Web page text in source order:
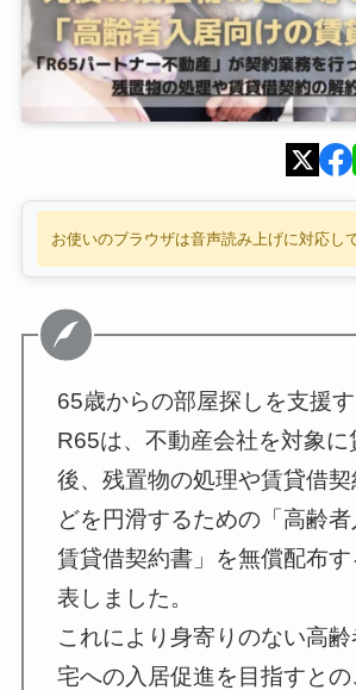
お使いのブラウザは音声読み上げに対応し
65歳からの部屋探しを支援
R65は、不動産会社を対象に
後、残置物の処理や賃貸借
どを円滑するための「高齢
賃貸借契約書」を無償配布
表しました。
これにより身寄りのない高
宅への入居促進を目指すとの